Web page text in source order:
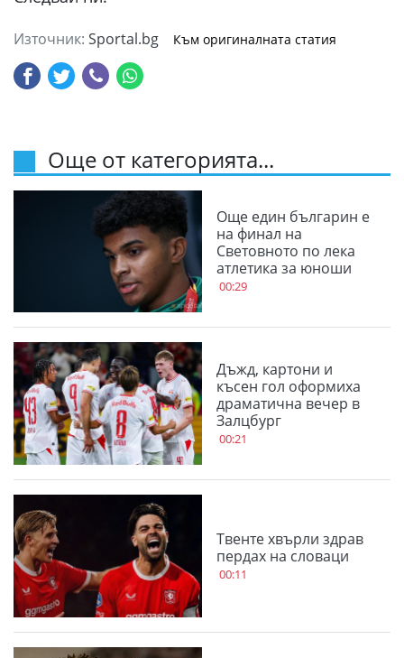
Източник: Sportal.bg Към оригиналната статия
Още от категорията...
Още един българин е
на финал на
Световното по лека
атлетика за юноши
00:29
Дъжд, картони и
късен гол оформиха
драматична вечер в
Залцбург
00:21
Твенте хвърли здрав
пердах на словаци
00:11